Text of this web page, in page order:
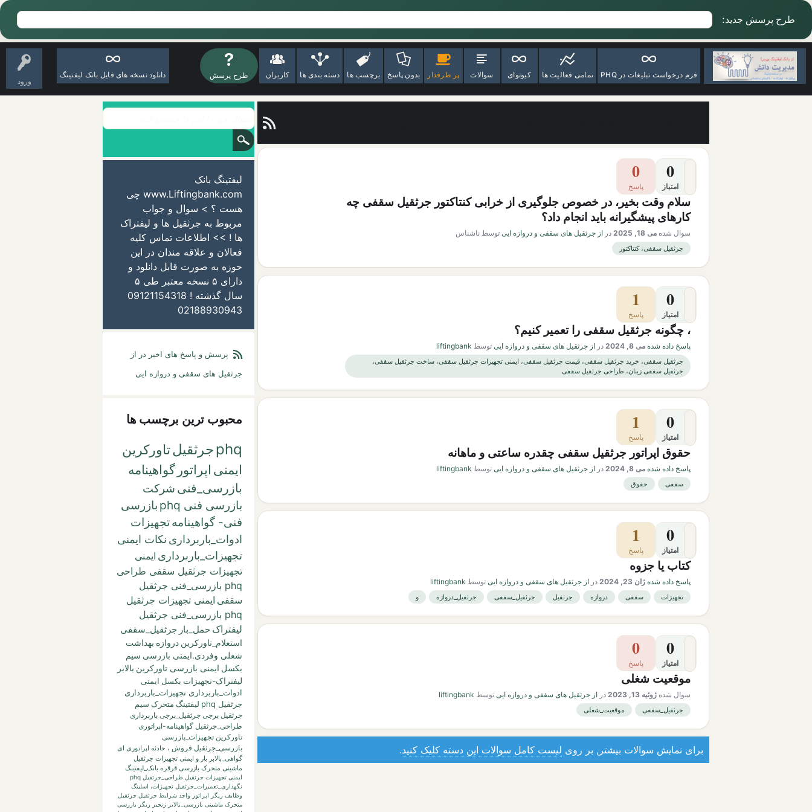
طرح پرسش جدید:
ورود
فرم درخواست تبلیغات در PHQ تمامی فعالیت ها کیوتوای سوالات پر طرفدار بدون پاسخ برچسب ها دسته بندی ها کاربران طرح پرسش دانلود نسخه های فایل بانک لیفتینگ
0
امتیاز
0
پاسخ
سلام وقت بخیر، در خصوص جلوگیری از خرابی کنتاکتور جرثقیل سقفی چه
کارهای پیشگیرانه باید انجام داد؟
سوال شده می 18, 2025 در از جرثقیل های سقفی و دروازه ایی توسط ناشناس
جرثقیل سقفی، کنتاکتور
0
امتیاز
1
پاسخ
، چگونه جرثقیل سقفی را تعمیر کنیم؟
پاسخ داده شده می 8, 2024 در از جرثقیل های سقفی و دروازه ایی توسط liftingbank
جرثقیل سقفی، خرید جرثقیل سقفی، قیمت جرثقیل سقفی، ایمنی تجهیزات جرثقیل سقفی، ساخت جرثقیل سقفی،
جرثقیل سقفی زینان، طراحی جرثقیل سقفی
0
امتیاز
1
پاسخ
حقوق اپراتور جرثقیل سقفی چقدره ساعتی و ماهانه
پاسخ داده شده می 8, 2024 در از جرثقیل های سقفی و دروازه ایی توسط liftingbank
سقفی حقوق
0
امتیاز
1
پاسخ
کتاب یا جزوه
پاسخ داده شده ژان 23, 2024 در از جرثقیل های سقفی و دروازه ایی توسط liftingbank
تجهیزات سقفی دروازه جرثقیل جرثقیل_سقفی جرثقیل_دروازه و
0
امتیاز
0
پاسخ
موقعیت شغلی
سوال شده ژوئیه 13, 2023 در از جرثقیل های سقفی و دروازه ایی توسط liftingbank
جرثقیل_سقفی موقعیت_شغلی
برای نمایش سوالات بیشتر, بر روی لیست کامل سوالات این دسته کلیک کنید.
لیفتینگ بانک
www.Liftingbank.com چی
هست ؟ > سوال و جواب
مربوط به جرثقیل ها و لیفتراک
ها ! >> اطلاعات تماس کلیه
فعالان و علاقه مندان در این
حوزه به صورت قابل دانلود و
دارای ۵ نسخه معتبر طی ۵
سال گذشته ! 09121154318
02188930943
پرسش و پاسخ های اخیر در از
جرثقیل های سقفی و دروازه ایی
محبوب ترین برچسب ها
phqجرثقیلتاورکرین
ایمنی اپراتور گواهینامه
بازرسی_فنی شرکت
بازرسی فنی phq
بازرسی
فنی- گواهینامهتجهیزات
ادوات_باربرداری نکات ایمنی
تجهیزات_باربرداری ایمنی
تجهیزات جرثقیل سقفی طراحی
phq بازرسی_فنی جرثقیل
سقفی ایمنی تجهیزات جرثقیل
phq بازرسی_فنی جرثقیل
لیفتراک حمل_بار جرثقیل_سقفی
استعلام_تاورکرین دروازه بهداشت
شغلی وفردی.ایمنی بازرسی سیم
بکسل ایمنی بازرسی تاورکرین بالابر
لیفتراک-تجهیزات بکسل ایمنی
ادوات_باربرداری تجهیزات_باربرداری
جرثقیل phq
لیفتینگ متحرک سیم
جرثقیل برجی جرثقیل_برجی باربرداری
طراحی_جرثقیل گواهینامه-اپراتوری
تاورکرین تجهیزات_بازرسی
بازرسی_جرثقیل فروش ، حادثه اپراتوری ای
گواهی_بالابر بار و ایمنی تجهیزات جرثقیل
ماشینی متحرک بازرسی قرقره بانک_لیفتینگ
ایمنی تجهیزات جرثقیل طراحی_جرثقیل phq
نگهداری_تعمیرات_جرثقیل تجهیزات، اسلینگ
وظایف ریگر اپراتور واجد شرایط جرثقیل جرثقیل
متحرک ماشینی بازرسی_بالابر زنجیر ریگر بازرسی